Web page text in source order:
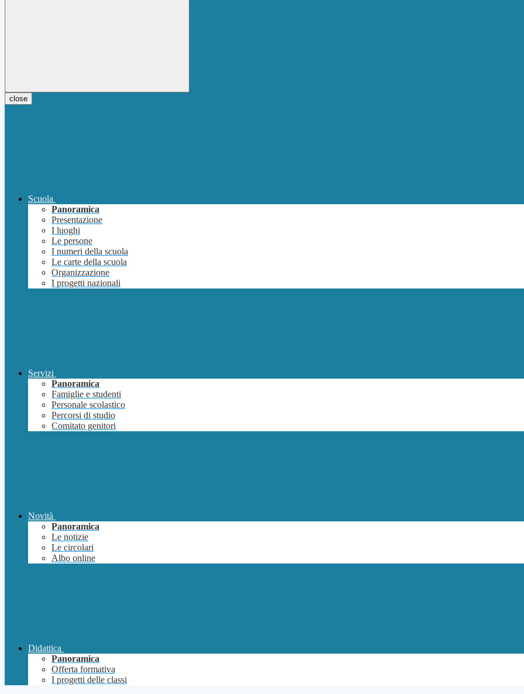
close
Scuola
Panoramica
Presentazione
I luoghi
Le persone
I numeri della scuola
Le carte della scuola
Organizzazione
I progetti nazionali
Servizi
Panoramica
Famiglie e studenti
Personale scolastico
Percorsi di studio
Comitato genitori
Novità
Panoramica
Le notizie
Le circolari
Albo online
Didattica
Panoramica
Offerta formativa
I progetti delle classi